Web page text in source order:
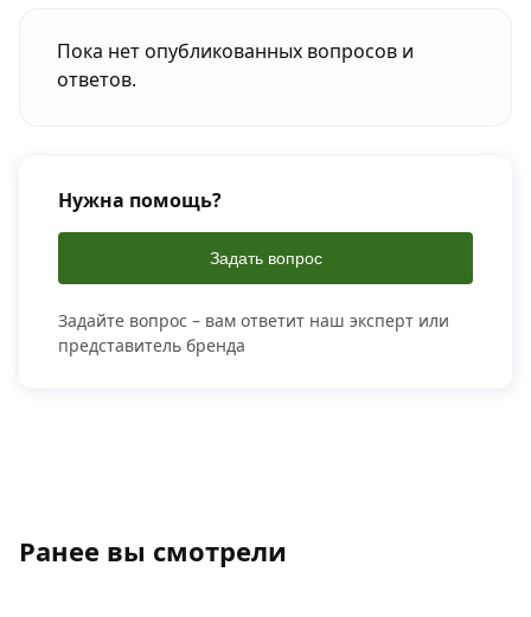
Пока нет опубликованных вопросов и
ответов.
Нужна помощь?
Задать вопрос
Задайте вопрос – вам ответит наш эксперт или
представитель бренда
Ранее вы смотрели